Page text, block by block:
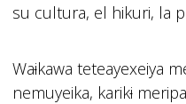
su cultura, el hikuri, la
Waikawa teteayexeiya
nemuyeika, kariki